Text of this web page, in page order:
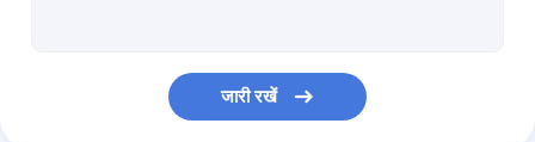
पीसीएपी टच फोइल
जारी रखें